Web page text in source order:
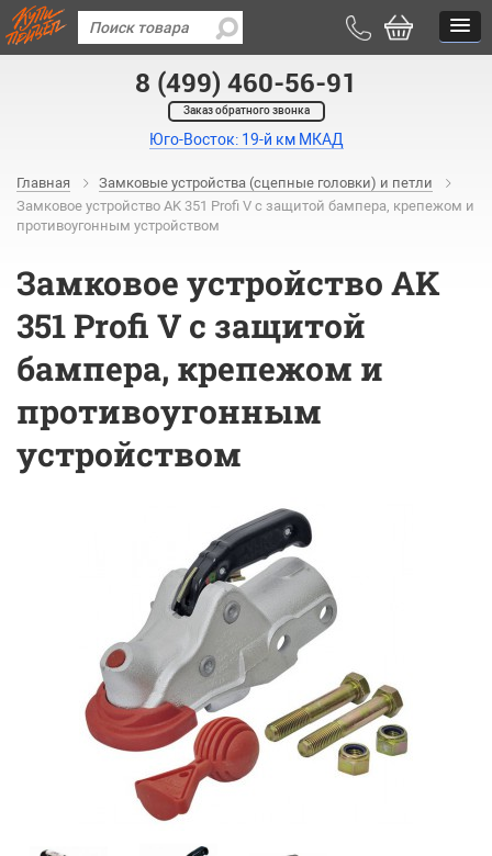
8 (499) 460-56-91
Заказ обратного звонка
Юго-Восток: 19-й км МКАД
Главная
Замковые устройства (сцепные головки) и петли
Замковое устройство AK 351 Profi V с защитой бампера, крепежом и
противоугонным устройством
Замковое устройство AK
351 Profi V с защитой
бампера, крепежом и
противоугонным
устройством